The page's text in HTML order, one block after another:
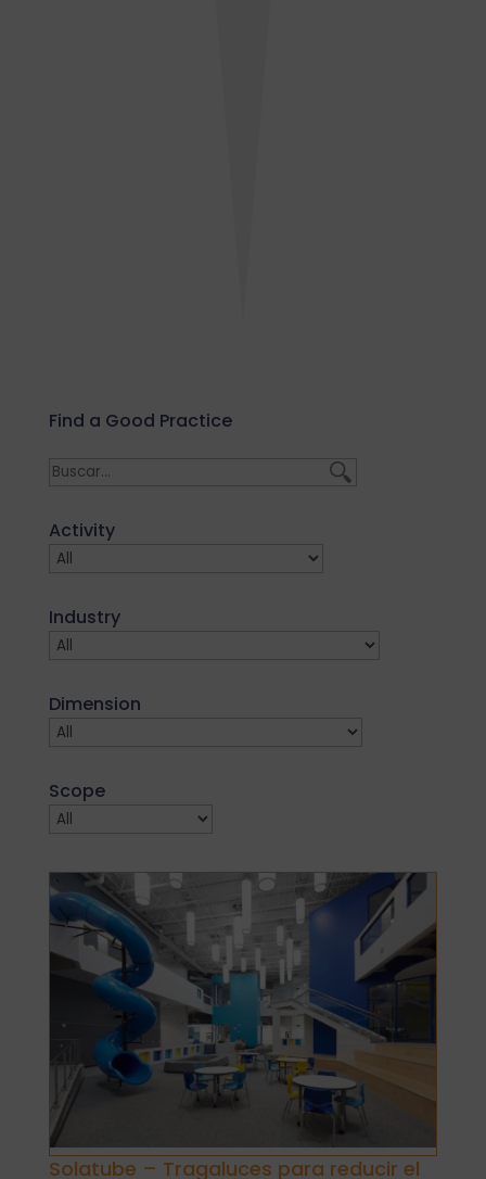
Find a Good Practice
Activity
Industry
Dimension
Scope
Solatube – Tragaluces para reducir el